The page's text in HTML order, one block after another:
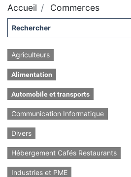
Accueil Commerces
Agriculteurs
Alimentation
Automobile et transports
Communication Informatique
Divers
Hébergement Cafés Restaurants
Industries et PME